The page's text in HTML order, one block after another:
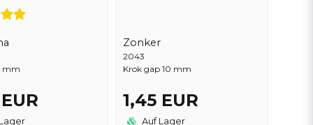
mm
Zonker
2043
Krok gap 10 mm
1,45 EUR
Auf Lager